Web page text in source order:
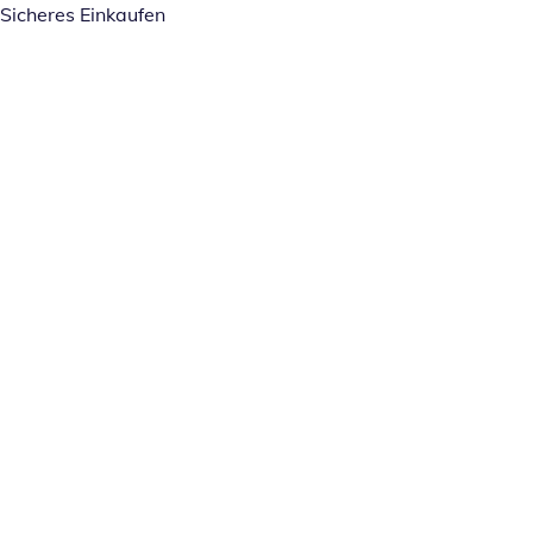
Sicheres Einkaufen